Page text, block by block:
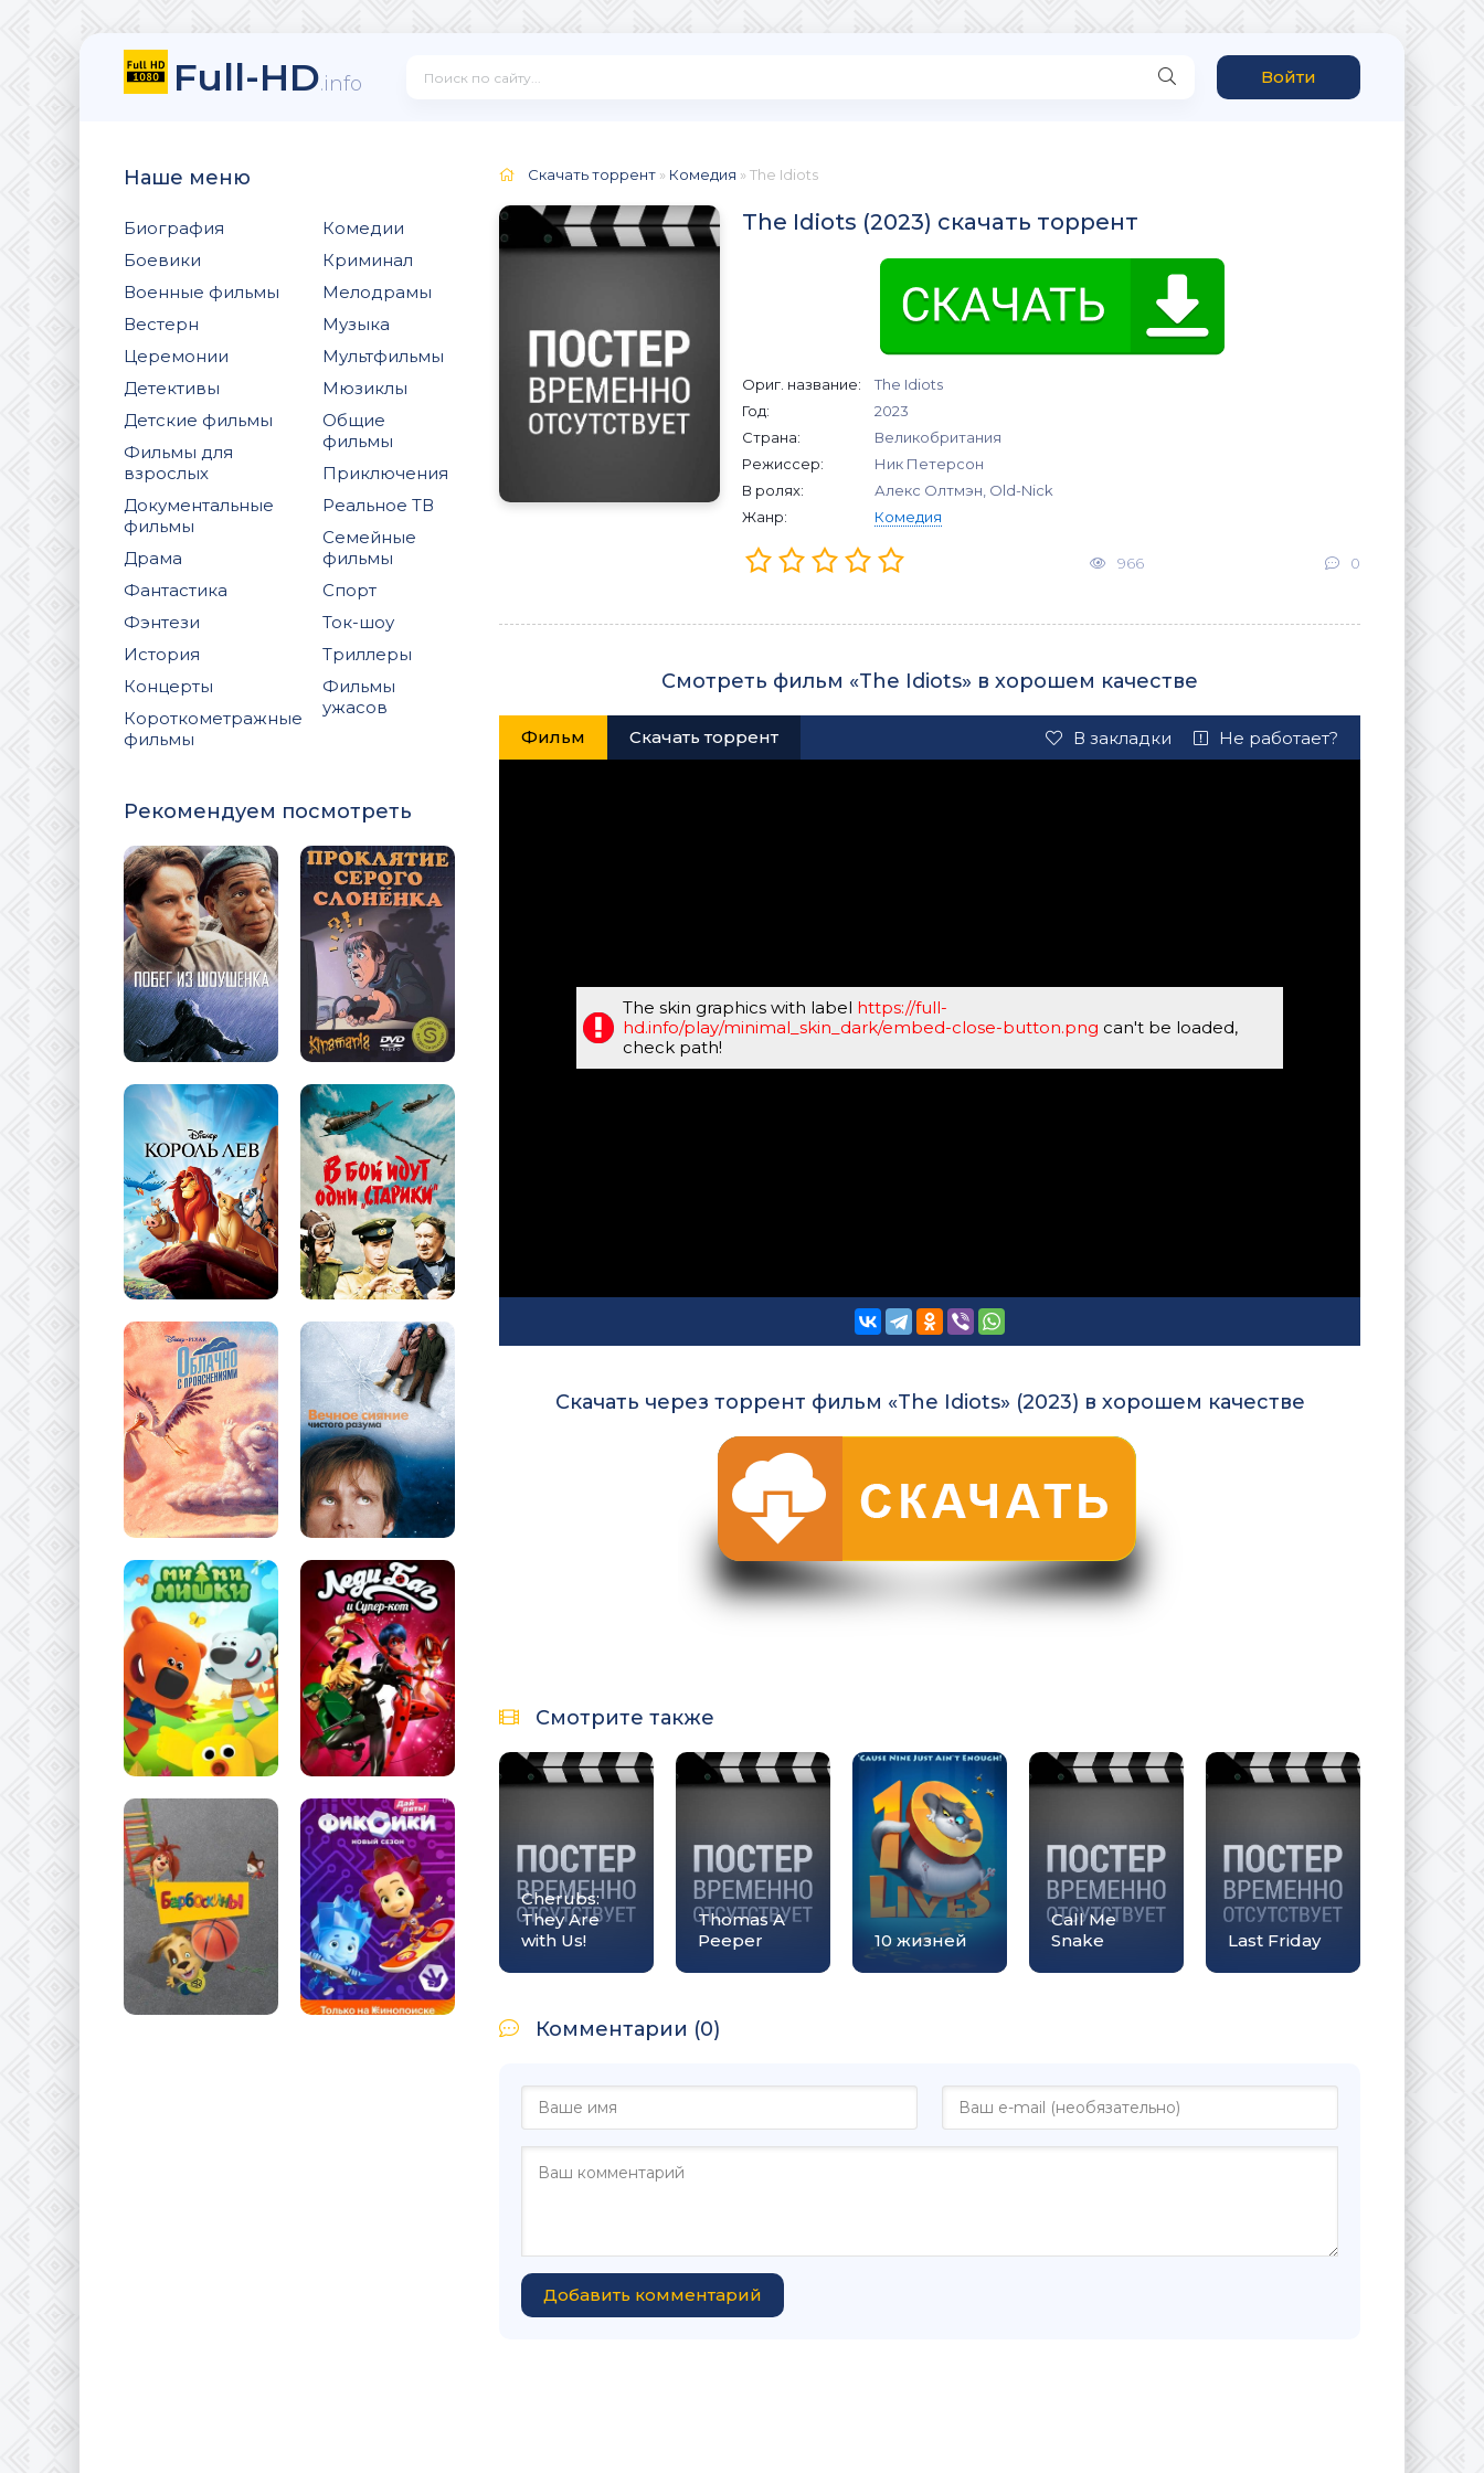
Full-HD.info Войти
Наше меню
Биография
Боевики
Военные фильмы
Вестерн
Церемонии
Детективы
Детские фильмы
Фильмы для
взрослых
Документальные
фильмы
Драма
Фантастика
Фэнтези
История
Концерты
Короткометражные
фильмы
Комедии
Криминал
Мелодрамы
Музыка
Мультфильмы
Мюзиклы
Общие
фильмы
Приключения
Реальное ТВ
Семейные
фильмы
Спорт
Ток-шоу
Триллеры
Фильмы
ужасов
Рекомендуем посмотреть
Скачать торрент » Комедия » The Idiots
The Idiots (2023) скачать торрент
Ориг. название:
The Idiots
Год:
2023
Страна:
Великобритания
Режиссер:
Ник Петерсон
В ролях:
Алекс Олтмэн, Old-Nick
Жанр:
Комедия
966 0
Смотреть фильм «The Idiots» в хорошем качестве
Фильм Скачать торрент В закладки Не работает?
The skin graphics with label https://full-
hd.info/play/minimal_skin_dark/embed-close-button.png can't be loaded,
check path!
Скачать через торрент фильм «The Idiots» (2023) в хорошем качестве
Смотрите также
Cherubs:
They Are
with Us!
Thomas A
Peeper
10 жизней
Call Me
Snake
Last Friday
Комментарии (0)
Добавить комментарий